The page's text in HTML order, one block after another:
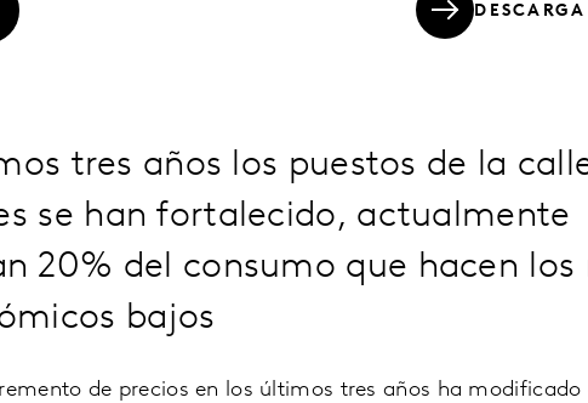
tres años los puestos de la
se han fortalecido, actualmente
20% del consumo que hacen los
bajos
de precios en los últimos tres años ha modificado